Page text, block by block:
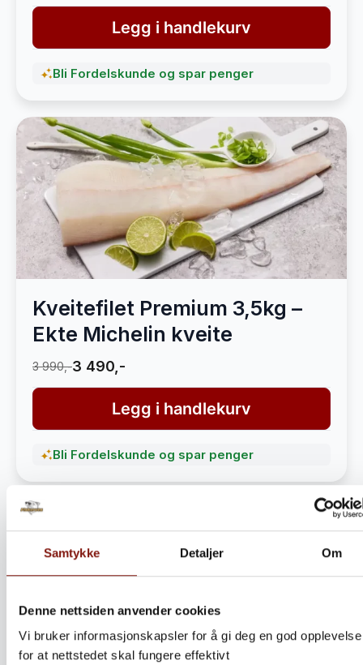
Samtykke Detaljer Om
Denne nettsiden anvender cookies
Vi bruker informasjonskapsler for å gi deg en god
for at nettstedet skal fungere effektivt
Legg i handlekurv
Bli Fordelskunde og spar penger
Kveitefilet Premium 3,5kg –
Ekte Michelin kveite
3 990,-3 490,-
Legg i handlekurv
Bli Fordelskunde og spar penger